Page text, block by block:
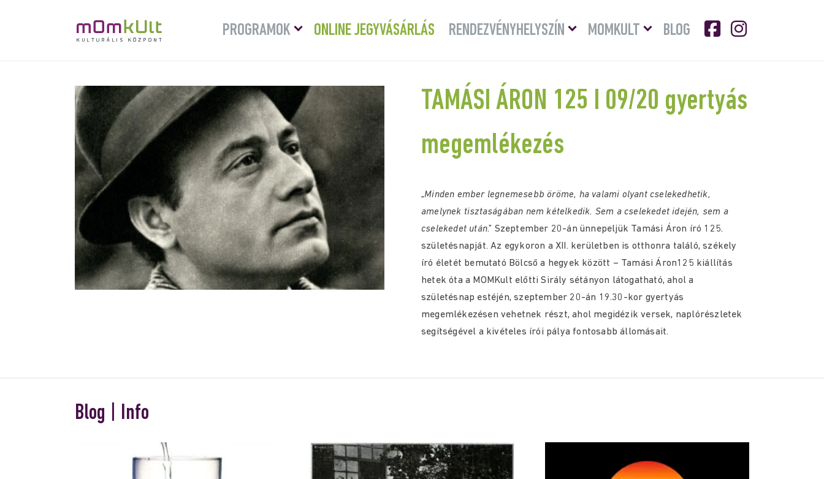
PROGRAMOK
Menü
lenyitása
ONLINE JEGYVÁSÁRLÁS RENDEZVÉNYHELYSZÍN
Menü
lenyitásaMOMKULT
Menü
lenyitása
BLOG
TAMÁSI ÁRON 125 I 09/20 gyertyás
megemlékezés
„Minden ember legnemesebb öröme, ha valami olyant cselekedhetik,
amelynek tisztaságában nem kételkedik. Sem a cselekedet idején, sem a
cselekedet után.” Szeptember 20-án ünnepeljük Tamási Áron író 125.
születésnapját. Az egykoron a XII. kerületben is otthonra találó, székely
író életét bemutató Bölcső a hegyek között – Tamási Áron125 kiállítás
hetek óta a MOMKult előtti Sirály sétányon látogatható, ahol a
születésnap estéjén,szeptember 20-án 19.30-kor gyertyás
megemlékezésen vehetnek részt, ahol megidézik versek, naplórészletek
segítségével a kivételes írói pálya fontosabb állomásait.
Blog | Info